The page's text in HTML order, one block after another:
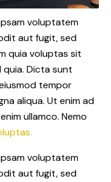
voluptatem
aut fugit, sed
quia voluptas sit
Dicta sunt
tempor
aliqua. Ut enim ad
ullamco. Nemo
voluptatem
aut fugit, sed